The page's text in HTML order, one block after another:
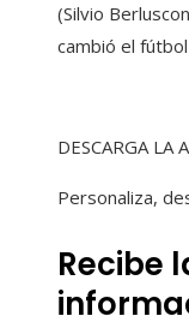
(Silvio
cambió el
DESCARGA LA
Personaliza,
Recibe